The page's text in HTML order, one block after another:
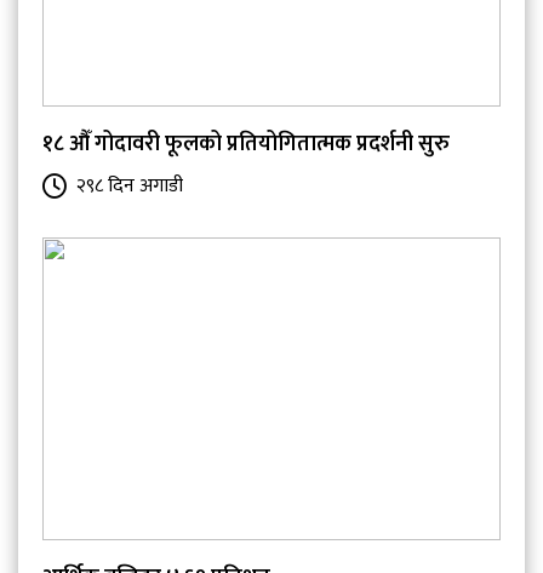
१८ औँ गोदावरी फूलको प्रतियोगितात्मक प्रदर्शनी सुरु
२९८ दिन अगाडी